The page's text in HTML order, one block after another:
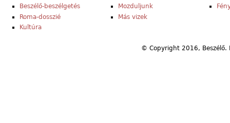
Beszélő-beszélgetés
Roma-dosszié
Kultúra
Mozduljunk
Más vizek
© Copyright 2016,